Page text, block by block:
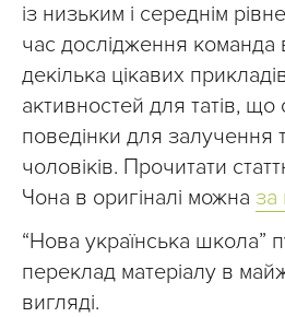
із низьким і середнім
час дослідження команда
декілька цікавих
активностей для татів, що
поведінки для залучення
чоловіків. Прочитати
Чона в оригіналі можна за
“Нова українська школа”
переклад матеріалу в
вигляді.